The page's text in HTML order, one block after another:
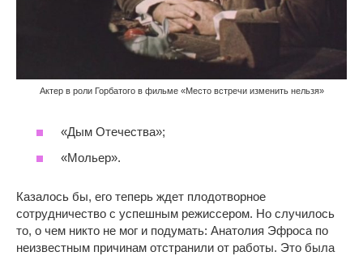
Актер в роли Горбатого в фильме «Место встречи изменить нельзя»
«Дым Отечества»;
«Мольер».
Казалось бы, его теперь ждет плодотворное
сотрудничество с успешным режиссером. Но случилось
то, о чем никто не мог и подумать: Анатолия Эфроса по
неизвестным причинам отстранили от работы. Это была